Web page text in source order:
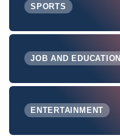
SPORTS
JOB AND EDUCATION
ENTERTAINMENT